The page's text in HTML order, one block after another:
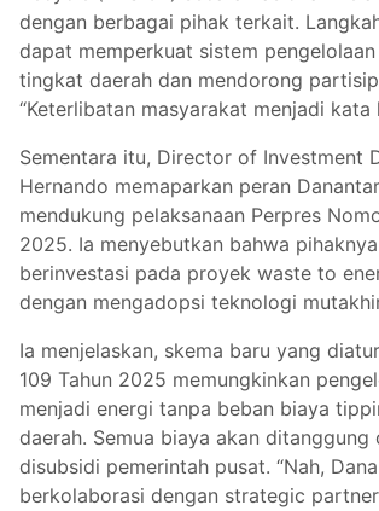
dengan berbagai pihak terkait.
dapat memperkuat sistem
tingkat daerah dan mendorong
“Keterlibatan masyarakat menjadi kata
Sementara itu, Director of Investment
Hernando memaparkan peran
mendukung pelaksanaan Perpres
2025. Ia menyebutkan bahwa
berinvestasi pada proyek waste to
dengan mengadopsi teknologi
Ia menjelaskan, skema baru yang
109 Tahun 2025 memungkinkan
menjadi energi tanpa beban biaya
daerah. Semua biaya akan ditanggung
disubsidi pemerintah pusat. “Nah,
berkolaborasi dengan strategic